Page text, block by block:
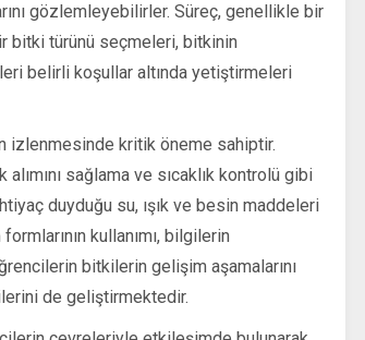
gözlemleyebilirler. Süreç, genellikle bir
bitki türünü seçmeleri, bitkinin
belirli koşullar altında yetiştirmeleri
izlenmesinde kritik öneme sahiptir.
sağlama ve sıcaklık kontrolü gibi
duyduğu su, ışık ve besin maddeleri
kullanımı, bilgilerin
bitkilerin gelişim aşamalarını
de geliştirmektedir.